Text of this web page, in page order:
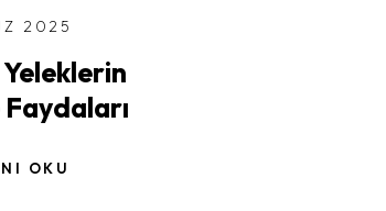
2025
Faydaları
OKU